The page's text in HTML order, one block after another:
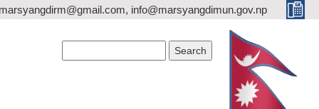
info@marsyangdimun.gov.np